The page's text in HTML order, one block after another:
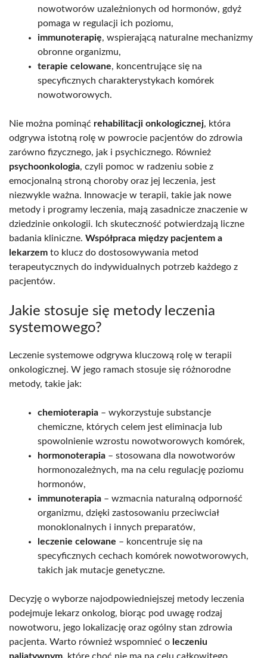
nowotworów uzależnionych od hormonów, gdyż
pomaga w regulacji ich poziomu,
immunoterapię, wspierającą naturalne mechanizmy
obronne organizmu,
terapie celowane, koncentrujące się na
specyficznych charakterystykach komórek
nowotworowych.
Nie można pominąć rehabilitacji onkologicznej, która
odgrywa istotną rolę w powrocie pacjentów do zdrowia
zarówno fizycznego, jak i psychicznego. Również
psychoonkologia, czyli pomoc w radzeniu sobie z
emocjonalną stroną choroby oraz jej leczenia, jest
niezwykle ważna. Innowacje w terapii, takie jak nowe
metody i programy leczenia, mają zasadnicze znaczenie w
dziedzinie onkologii. Ich skuteczność potwierdzają liczne
badania kliniczne. Współpraca między pacjentem a
lekarzem to klucz do dostosowywania metod
terapeutycznych do indywidualnych potrzeb każdego z
pacjentów.
Jakie stosuje się metody leczenia
systemowego?
Leczenie systemowe odgrywa kluczową rolę w terapii
onkologicznej. W jego ramach stosuje się różnorodne
metody, takie jak:
chemioterapia – wykorzystuje substancje
chemiczne, których celem jest eliminacja lub
spowolnienie wzrostu nowotworowych komórek,
hormonoterapia – stosowana dla nowotworów
hormonozależnych, ma na celu regulację poziomu
hormonów,
immunoterapia – wzmacnia naturalną odporność
organizmu, dzięki zastosowaniu przeciwciał
monoklonalnych i innych preparatów,
leczenie celowane – koncentruje się na
specyficznych cechach komórek nowotworowych,
takich jak mutacje genetyczne.
Decyzję o wyborze najodpowiedniejszej metody leczenia
podejmuje lekarz onkolog, biorąc pod uwagę rodzaj
nowotworu, jego lokalizację oraz ogólny stan zdrowia
pacjenta. Warto również wspomnieć o leczeniu